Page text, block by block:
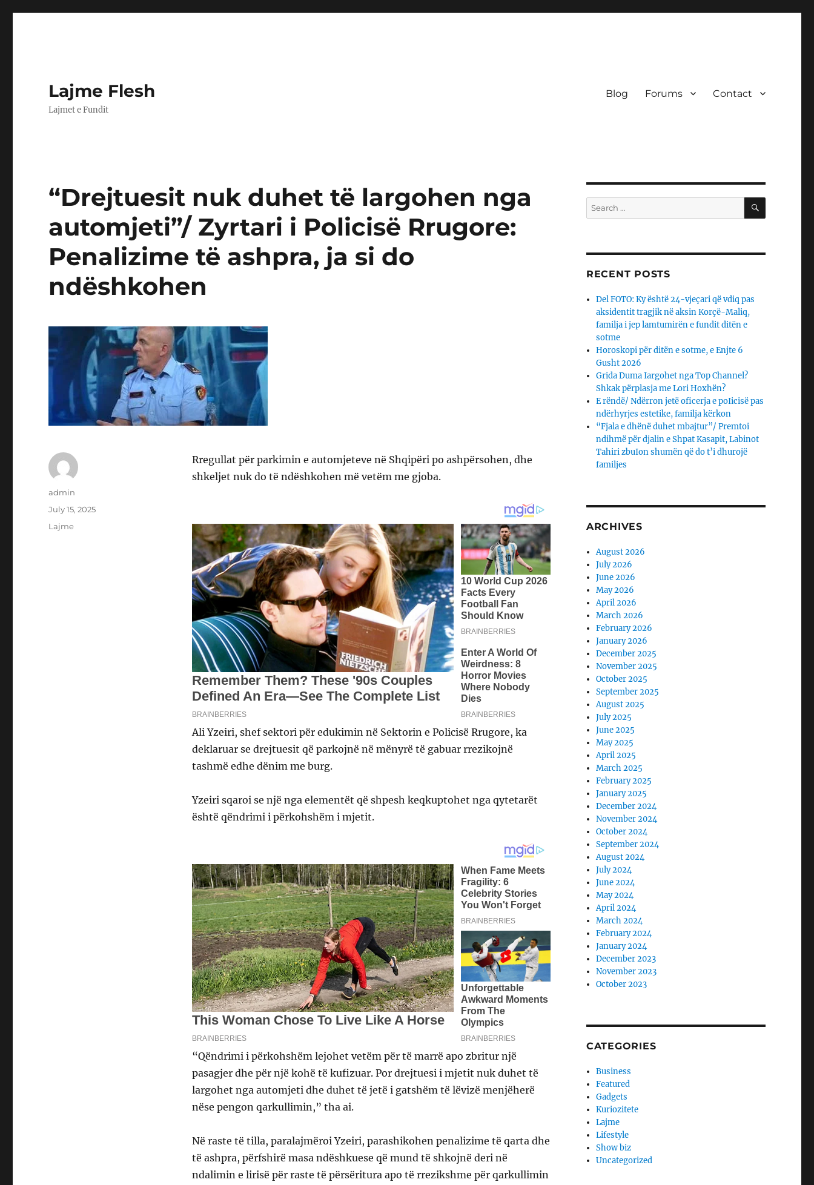
Lajme Flesh
Lajmet e Fundit
Blog Forums Contact
“Drejtuesit nuk duhet të largohen nga
automjeti”/ Zyrtari i Policisë Rrugore:
Penalizime të ashpra, ja si do
ndëshkohen
Rregullat për parkimin e automjeteve në Shqipëri po ashpërsohen, dhe
shkeljet nuk do të ndëshkohen më vetëm me gjoba.
Ali Yzeiri, shef sektori për edukimin në Sektorin e Policisë Rrugore, ka
deklaruar se drejtuesit që parkojnë në mënyrë të gabuar rrezikojnë
tashmë edhe dënim me burg.
Yzeiri sqaroi se një nga elementët që shpesh keqkuptohet nga qytetarët
është qëndrimi i përkohshëm i mjetit.
“Qëndrimi i përkohshëm lejohet vetëm për të marrë apo zbritur një
pasagjer dhe për një kohë të kufizuar. Por drejtuesi i mjetit nuk duhet të
largohet nga automjeti dhe duhet të jetë i gatshëm të lëvizë menjëherë
nëse pengon qarkullimin,” tha ai.
Në raste të tilla, paralajmëroi Yzeiri, parashikohen penalizime të qarta dhe
të ashpra, përfshirë masa ndëshkuese që mund të shkojnë deri në
ndalimin e lirisë për raste të përsëritura apo të rrezikshme për qarkullimin
Author
admin
Posted
July 15, 2025
Categories
Lajme
Search
for:
SEARCH
RECENT POSTS
Del FOTO: Ky është 24-vjeçari që vdiq pas
aksidentit tragjik në aksin Korçë-Maliq,
familja i jep lamtumirën e fundit ditën e
sotme
Horoskopi për ditën e sotme, e Enjte 6
Gusht 2026
Grida Duma Iargohet nga Top Channel?
Shkak përplasja me Lori Hoxhën?
E rëndë/ Ndërron jetë oficerja e poIicisë pas
ndërhyrjes estetike, familja kërkon
“Fjala e dhënë duhet mbajtur”/ Premtoi
ndihmë për djalin e Shpat Kasapit, Labinot
Tahiri zbuIon shumën që do t’i dhurojë
familjes
ARCHIVES
August 2026
July 2026
June 2026
May 2026
April 2026
March 2026
February 2026
January 2026
December 2025
November 2025
October 2025
September 2025
August 2025
July 2025
June 2025
May 2025
April 2025
March 2025
February 2025
January 2025
December 2024
November 2024
October 2024
September 2024
August 2024
July 2024
June 2024
May 2024
April 2024
March 2024
February 2024
January 2024
December 2023
November 2023
October 2023
CATEGORIES
Business
Featured
Gadgets
Kuriozitete
Lajme
Lifestyle
Show biz
Uncategorized